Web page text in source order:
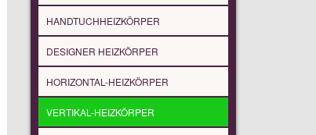
HANDTUCHHEIZKÖRPER
DESIGNER HEIZKÖRPER
HORIZONTAL-HEIZKÖRPER
VERTIKAL-HEIZKÖRPER